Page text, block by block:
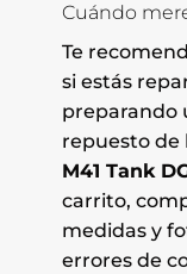
Cuándo
Te
si estás
preparando
repuesto de
M41 Tank
carrito,
medidas y
errores de